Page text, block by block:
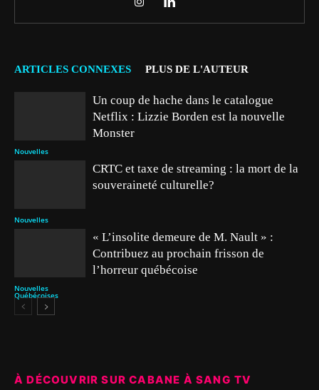
ARTICLES CONNEXES PLUS DE L'AUTEUR
Nouvelles
Un coup de hache dans le catalogue
Netflix : Lizzie Borden est la nouvelle
Monster
Nouvelles
CRTC et taxe de streaming : la mort de la
souveraineté culturelle?
Nouvelles
Québécoises
« L’insolite demeure de M. Nault » :
Contribuez au prochain frisson de
l’horreur québécoise
À DÉCOUVRIR SUR CABANE À SANG TV